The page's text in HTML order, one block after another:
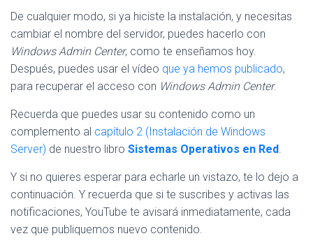
De cualquier modo, si ya hiciste la instalación, y necesitas
cambiar el nombre del servidor, puedes hacerlo con
Windows Admin Center, como te enseñamos hoy.
Después, puedes usar el vídeo que ya hemos publicado,
para recuperar el acceso con Windows Admin Center.
Recuerda que puedes usar su contenido como un
complemento al capítulo 2 (Instalación de Windows
Server) de nuestro libro Sistemas Operativos en Red.
Y si no quieres esperar para echarle un vistazo, te lo dejo a
continuación. Y recuerda que si te suscribes y activas las
notificaciones, YouTube te avisará inmediatamente, cada
vez que publiquemos nuevo contenido.